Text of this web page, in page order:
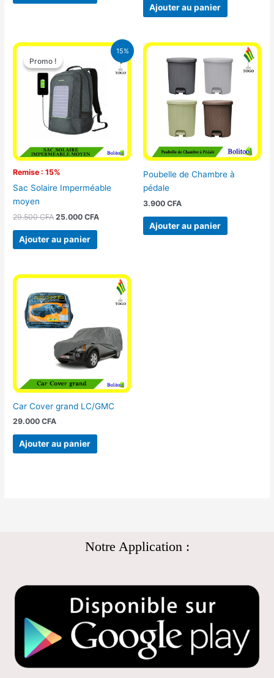
Ajouter au panier
15%
Promo !
Remise : 15%
Promo !
Sac Solaire Imperméable
moyen
29.500CFA
Le
prix
initial
était :
29.500 CFA.
25.000CFA
Le
prix
actuel
Ajouter au panier
Poubelle de Chambre à
pédale
3.900 CFA
Ajouter au panier
Car Cover grand LC/GMC
29.000CFA
Ajouter au panier
Notre Application :